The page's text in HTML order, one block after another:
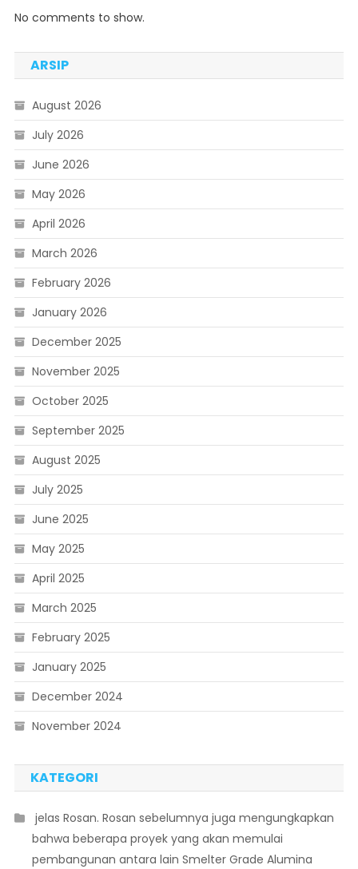
No comments to show.
ARSIP
August 2026
July 2026
June 2026
May 2026
April 2026
March 2026
February 2026
January 2026
December 2025
November 2025
October 2025
September 2025
August 2025
July 2025
June 2025
May 2025
April 2025
March 2025
February 2025
January 2025
December 2024
November 2024
KATEGORI
 jelas Rosan. Rosan sebelumnya juga mengungkapkan
bahwa beberapa proyek yang akan memulai
pembangunan antara lain Smelter Grade Alumina